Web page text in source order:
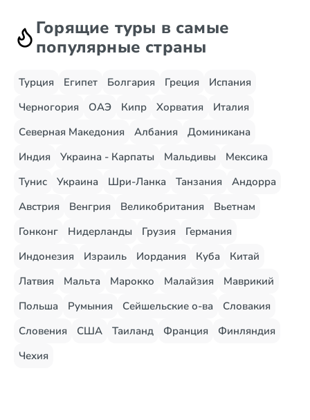
Горящие туры в самые
популярные страны
Турция Египет Болгария Греция
Испания
Черногория
ОАЭ Кипр Хорватия
Италия
Северная Македония
Албания
Доминикана
Индия
Украина - Карпаты Мальдивы
Мексика
Тунис
Украина Шри-Ланка Танзания
Андорра
Австрия
Венгрия Великобритания
Вьетнам
Гонконг
Нидерланды Грузия
Германия
Индонезия
Израиль Иордания Куба
Китай
Латвия
Мальта Марокко Малайзия
Маврикий
Польша
Румыния Сейшельские о-ва
Словакия
Словения
США Таиланд Франция
Финляндия
Чехия